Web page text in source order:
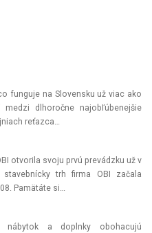
funguje na Slovensku už viac ako
dlhoročne najobľúbenejšie
reťazca…
otvorila svoju prvú prevádzku už v
stavebnícky trh firma OBI začala
Pamätáte si…
nábytok a doplnky obohacujú